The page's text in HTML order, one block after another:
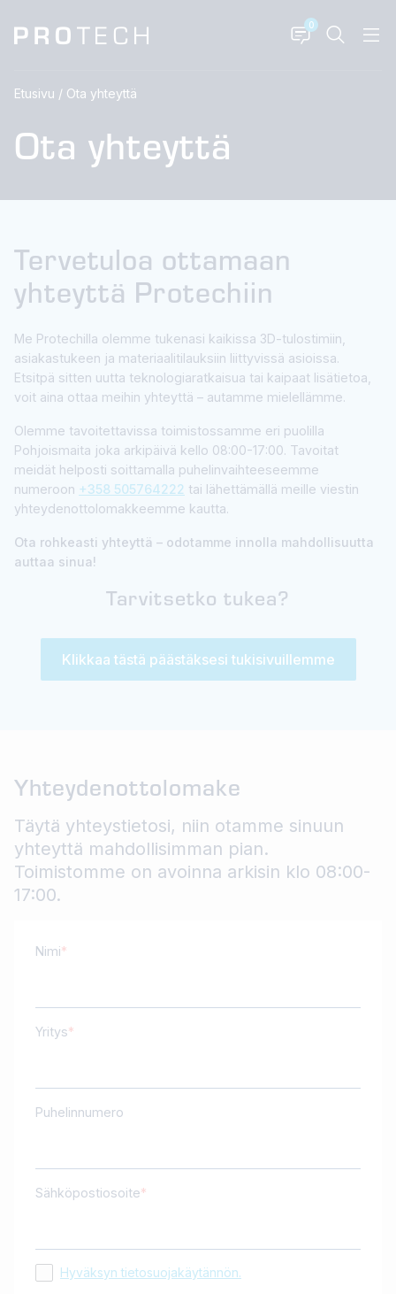
0
Etusivu / Ota yhteyttä
Ota yhteyttä
Tervetuloa ottamaan
yhteyttä Protechiin
Me Protechilla olemme tukenasi kaikissa 3D-tulostimiin,
asiakastukeen ja materiaalitilauksiin liittyvissä asioissa.
Etsitpä sitten uutta teknologiaratkaisua tai kaipaat lisätietoa,
voit aina ottaa meihin yhteyttä – autamme mielellämme.
Olemme tavoitettavissa toimistossamme eri puolilla
Pohjoismaita joka arkipäivä kello 08:00-17:00. Tavoitat
meidät helposti soittamalla puhelinvaihteeseemme
numeroon +358 505764222 tai lähettämällä meille viestin
yhteydenottolomakkeemme kautta.
Ota rohkeasti yhteyttä – odotamme innolla mahdollisuutta
auttaa sinua!
Tarvitsetko tukea?
Klikkaa tästä päästäksesi tukisivuillemme
Yhteydenottolomake
Täytä yhteystietosi, niin otamme sinuun
yhteyttä mahdollisimman pian.
Toimistomme on avoinna arkisin klo 08:00-
17:00.
Nimi
Yritys
Puhelinnumero
Sähköpostiosoite
Hyväksyn tietosuojakäytännön.